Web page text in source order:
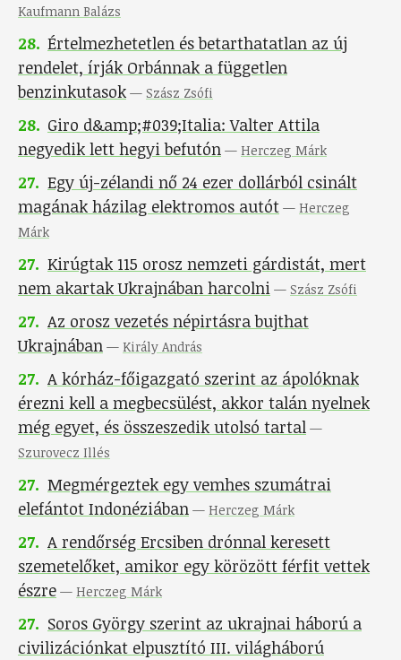
Kaufmann Balázs
28. Értelmezhetetlen és betarthatatlan az új
rendelet, írják Orbánnak a független
benzinkutasok — Szász Zsófi
28. Giro d&amp;#039;Italia: Valter Attila
negyedik lett hegyi befutón — Herczeg Márk
27. Egy új-zélandi nő 24 ezer dollárból csinált
magának házilag elektromos autót — Herczeg
Márk
27. Kirúgtak 115 orosz nemzeti gárdistát, mert
nem akartak Ukrajnában harcolni — Szász Zsófi
27. Az orosz vezetés népirtásra bujthat
Ukrajnában — Király András
27. A kórház-főigazgató szerint az ápolóknak
érezni kell a megbecsülést, akkor talán nyelnek
még egyet, és összeszedik utolsó tartal —
Szurovecz Illés
27. Megmérgeztek egy vemhes szumátrai
elefántot Indonéziában — Herczeg Márk
27. A rendőrség Ercsiben drónnal keresett
szemetelőket, amikor egy körözött férfit vettek
észre — Herczeg Márk
27. Soros György szerint az ukrajnai háború a
civilizációnkat elpusztító III. világháború